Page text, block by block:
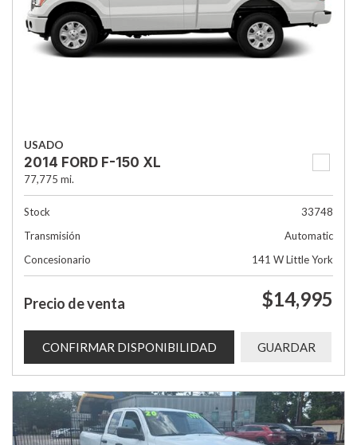
USADO
2014 FORD F-150 XL
77,775 mi.
Stock
33748
Transmisión
Automatic
Concesionario
141 W Little York
Precio de venta $14,995
CONFIRMAR DISPONIBILIDAD GUARDAR